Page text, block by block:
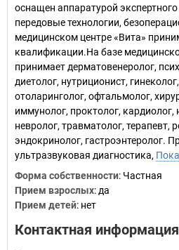
оснащен аппаратурой
передовые технологии,
медицинском центре «Вита»
квалификации.На базе
принимает дерматовенеролог,
диетолог, нутриционист,
отоларинголог, офтальмолог,
иммунолог, проктолог, кардиолог,
невролог, травматолог, терапевт,
эндокринолог, гастроэнтеролог.
ультразвуковая диагностика,
Форма собственности: Частная
Прием взрослых: да
Прием детей: нет
Контактная информация